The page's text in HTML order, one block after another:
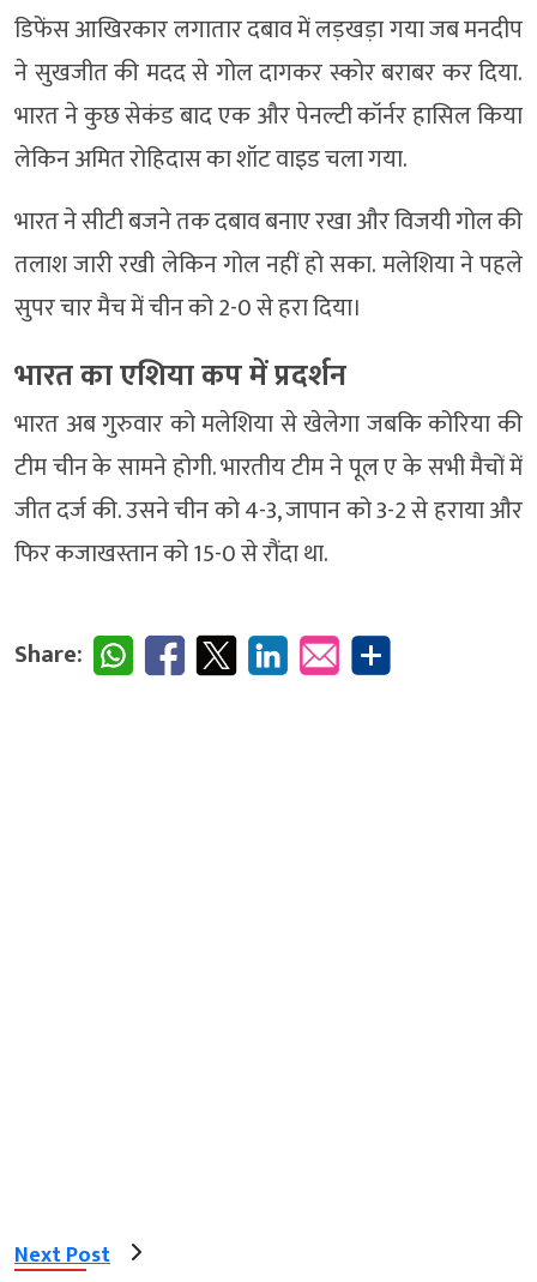
डिफेंस आखिरकार लगातार दबाव में लड़खड़ा गया जब मनदीप
ने सुखजीत की मदद से गोल दागकर स्कोर बराबर कर दिया.
भारत ने कुछ सेकंड बाद एक और पेनल्टी कॉर्नर हासिल किया
लेकिन अमित रोहिदास का शॉट वाइड चला गया.
भारत ने सीटी बजने तक दबाव बनाए रखा और विजयी गोल की
तलाश जारी रखी लेकिन गोल नहीं हो सका. मलेशिया ने पहले
सुपर चार मैच में चीन को 2-0 से हरा दिया।
भारत का एश‍िया कप में प्रदर्शन
भारत अब गुरुवार को मलेशिया से खेलेगा जबकि कोरिया की
टीम चीन के सामने होगी. भारतीय टीम ने पूल ए के सभी मैचों में
जीत दर्ज की. उसने चीन को 4-3, जापान को 3-2 से हराया और
फिर कजाखस्तान को 15-0 से रौंदा था.
Share:
Next Post